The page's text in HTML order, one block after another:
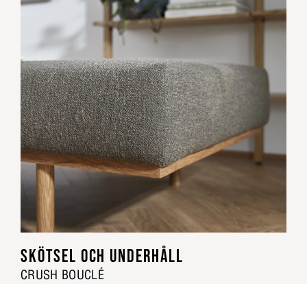
SKÖTSEL OCH UNDERHÅLL
CRUSH BOUCLÉ